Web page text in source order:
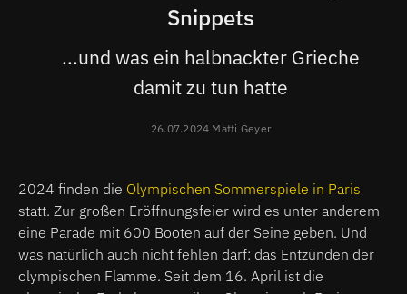
Snippets
...und was ein halbnackter Grieche
damit zu tun hatte
26.07.2024 Matti Geyer
2024 finden die Olympischen Sommerspiele in Paris
statt. Zur großen Eröffnungsfeier wird es unter anderem
eine Parade mit 600 Booten auf der Seine geben. Und
was natürlich auch nicht fehlen darf: das Entzünden der
olympischen Flamme. Seit dem 16. April ist die